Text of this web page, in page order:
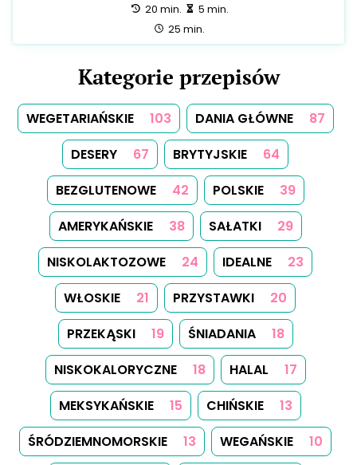
przygotowanie:
20 min. zrobienie:
5 min.
całość:
25 min.
Kategorie przepisów
WEGETARIAŃSKIE 103 DANIA GŁÓWNE
87
DESERY
67 BRYTYJSKIE
64
BEZGLUTENOWE
42 POLSKIE
39
AMERYKAŃSKIE
38 SAŁATKI
29
NISKOLAKTOZOWE
24 IDEALNE
23
WŁOSKIE
21 PRZYSTAWKI
20
PRZEKĄSKI
19 ŚNIADANIA
18
NISKOKALORYCZNE
18 HALAL
17
MEKSYKAŃSKIE
15 CHIŃSKIE
13
ŚRÓDZIEMNOMORSKIE
13 WEGAŃSKIE
10